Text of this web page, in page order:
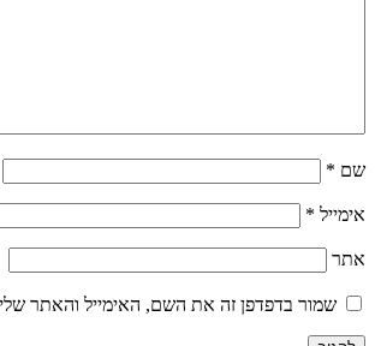
שם *
אימייל *
אתר
שמור בדפדפן זה את השם, האימייל והאתר